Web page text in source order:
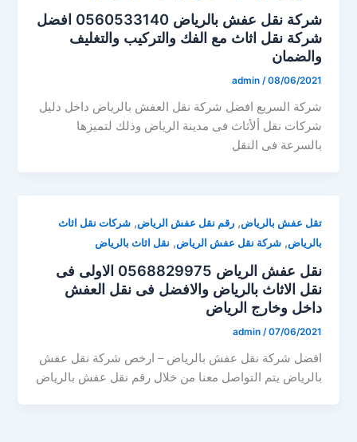
شركة نقل عفش بالرياض 0560533140 افضل
شركة نقل اثاث مع الفك والتركيب والتغليف
والضمان
admin /08/06/2021
شركة السريع افضل شركة نقل العفش بالرياض داخل دليل
شركات نقل ألأثاث فى مدينة الرياض وذلك لتميزها
بالسرعة فى النقل
تقل عفش بالرياض,رقم نقل عفش الرياض,شركات نقل اثاث
بالرياض,شركة نقل عفش الرياض, نقل اثاث بالرياض
نقل عفش الرياض 0568829975 الاولى فى
نقل الاثاث بالرياض والافضل فى نقل العفش
داخل وخارج الرياض
admin /07/06/2021
افضل شركة نقل عفش بالرياض – ارخص شركة نقل عفش
بالرياض يتم التواصل معنا من خلال رقم نقل عفش بالرياض